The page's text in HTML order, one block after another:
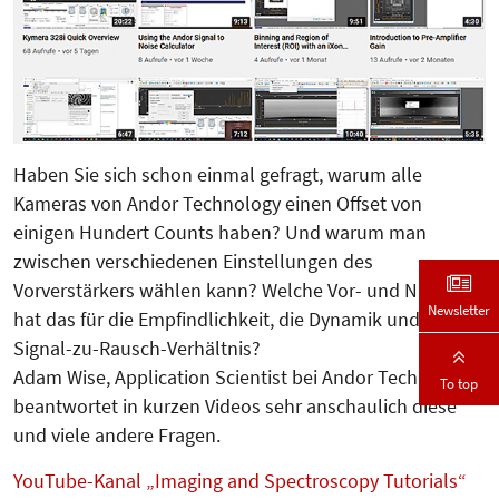
Haben Sie sich schon einmal gefragt, warum alle
Kameras von Andor Technology einen Offset von
einigen Hundert Counts haben? Und warum man
zwischen verschiedenen Einstellungen des
Vorverstärkers wählen kann? Welche Vor- und Nachteile
hat das für die Empfindlichkeit, die Dynamik und das
Signal-zu-Rausch-Verhältnis?
Adam Wise, Application Scientist bei Andor Technology,
beantwortet in kurzen Videos sehr anschaulich diese
und viele andere Fragen.
YouTube-Kanal „Imaging and Spectroscopy Tutorials“
Newsletter
To top